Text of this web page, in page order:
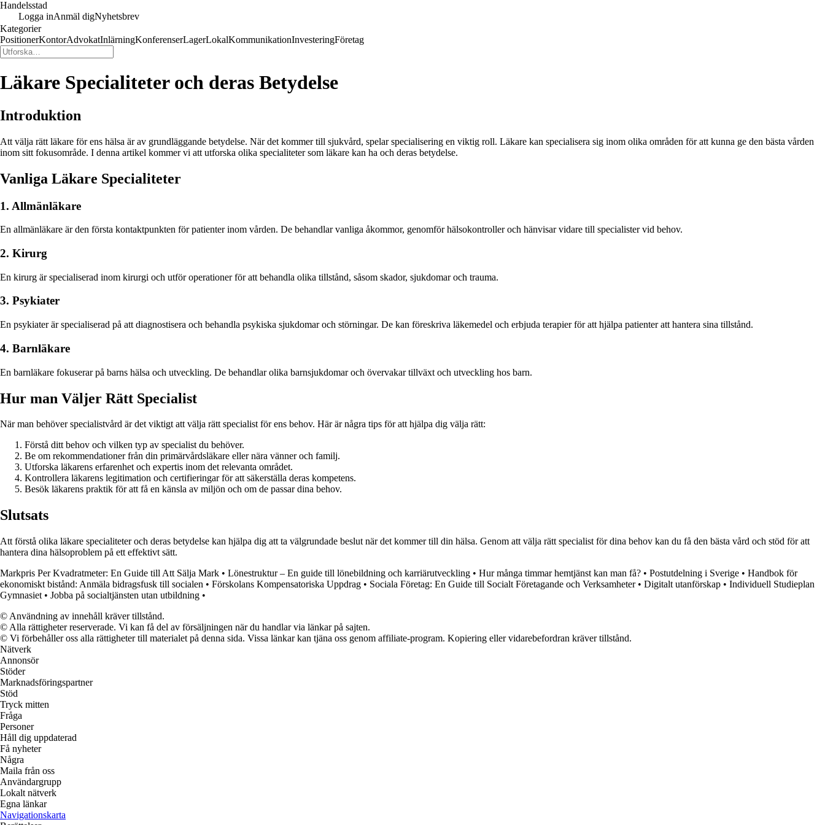
Handelsstad
Logga inAnmäl digNyhetsbrev
Kategorier
PositionerKontorAdvokatInlärningKonferenserLagerLokalKommunikationInvesteringFöretag
Läkare Specialiteter och deras Betydelse
Introduktion
Att välja rätt läkare för ens hälsa är av grundläggande betydelse. När det kommer till sjukvård, spelar specialisering en viktig roll. Läkare kan specialisera sig inom olika områden för att kunna ge den bästa vården
inom sitt fokusområde. I denna artikel kommer vi att utforska olika specialiteter som läkare kan ha och deras betydelse.
Vanliga Läkare Specialiteter
1. Allmänläkare
En allmänläkare är den första kontaktpunkten för patienter inom vården. De behandlar vanliga åkommor, genomför hälsokontroller och hänvisar vidare till specialister vid behov.
2. Kirurg
En kirurg är specialiserad inom kirurgi och utför operationer för att behandla olika tillstånd, såsom skador, sjukdomar och trauma.
3. Psykiater
En psykiater är specialiserad på att diagnostisera och behandla psykiska sjukdomar och störningar. De kan föreskriva läkemedel och erbjuda terapier för att hjälpa patienter att hantera sina tillstånd.
4. Barnläkare
En barnläkare fokuserar på barns hälsa och utveckling. De behandlar olika barnsjukdomar och övervakar tillväxt och utveckling hos barn.
Hur man Väljer Rätt Specialist
När man behöver specialistvård är det viktigt att välja rätt specialist för ens behov. Här är några tips för att hjälpa dig välja rätt:
Förstå ditt behov och vilken typ av specialist du behöver.
Be om rekommendationer från din primärvårdsläkare eller nära vänner och familj.
Utforska läkarens erfarenhet och expertis inom det relevanta området.
Kontrollera läkarens legitimation och certifieringar för att säkerställa deras kompetens.
Besök läkarens praktik för att få en känsla av miljön och om de passar dina behov.
Slutsats
Att förstå olika läkare specialiteter och deras betydelse kan hjälpa dig att ta välgrundade beslut när det kommer till din hälsa. Genom att välja rätt specialist för dina behov kan du få den bästa vård och stöd för att
hantera dina hälsoproblem på ett effektivt sätt.
Markpris Per Kvadratmeter: En Guide till Att Sälja Mark • Lönestruktur – En guide till lönebildning och karriärutveckling • Hur många timmar hemtjänst kan man få? • Postutdelning i Sverige • Handbok för
ekonomiskt bistånd: Anmäla bidragsfusk till socialen • Förskolans Kompensatoriska Uppdrag • Sociala Företag: En Guide till Socialt Företagande och Verksamheter• Digitalt utanförskap • Individuell Studieplan
Gymnasiet • Jobba på socialtjänsten utan utbildning •
© Användning av innehåll kräver tillstånd.
© Alla rättigheter reserverade. Vi kan få del av försäljningen när du handlar via länkar på sajten.
© Vi förbehåller oss alla rättigheter till materialet på denna sida. Vissa länkar kan tjäna oss genom affiliate-program. Kopiering eller vidarebefordran kräver tillstånd.
Nätverk
Annonsör
Stöder
Marknadsföringspartner
Stöd
Tryck mitten
Fråga
Personer
Håll dig uppdaterad
Få nyheter
Några
Maila från oss
Användargrupp
Lokalt nätverk
Egna länkar
Navigationskarta